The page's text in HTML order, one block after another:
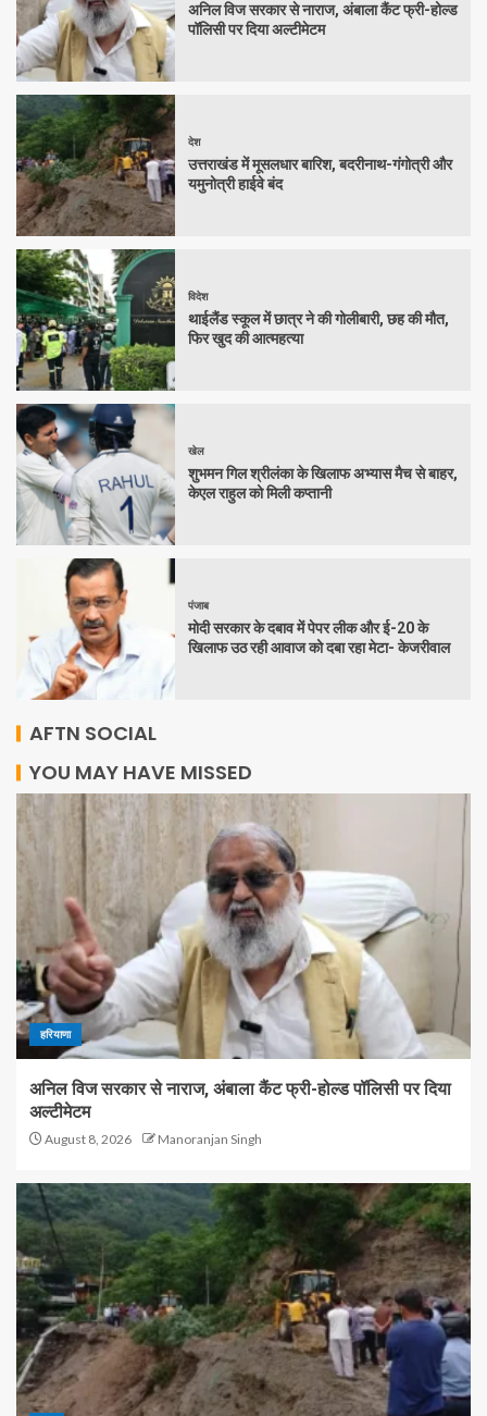
अनिल विज सरकार से नाराज, अंबाला कैंट फ्री-होल्ड
पॉलिसी पर दिया अल्टीमेटम
देश
उत्तराखंड में मूसलधार बारिश, बदरीनाथ-गंगोत्री और
यमुनोत्री हाईवे बंद
विदेश
थाईलैंड स्कूल में छात्र ने की गोलीबारी, छह की मौत,
फिर खुद की आत्महत्या
खेल
शुभमन गिल श्रीलंका के खिलाफ अभ्यास मैच से बाहर,
केएल राहुल को मिली कप्तानी
पंजाब
मोदी सरकार के दबाव में पेपर लीक और ई-20 के
खिलाफ उठ रही आवाज को दबा रहा मेटा- केजरीवाल
AFTN SOCIAL
YOU MAY HAVE MISSED
हरियाणा
अनिल विज सरकार से नाराज, अंबाला कैंट फ्री-होल्ड पॉलिसी पर दिया
अल्टीमेटम
August 8, 2026 Manoranjan Singh